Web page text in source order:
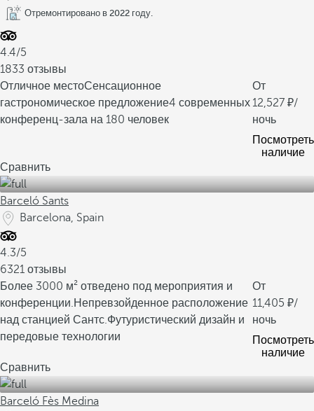
Отремонтировано в 2022 году.
4.4/5
1833 отзывы
Отличное местоСенсационное
гастрономическое предложение4 современных
конференц-зала на 180 человек
От
12,527
/
ночь
Посмотреть
наличие
Сравнить
Barceló Sants
Barcelona, Spain
4.3/5
6321 отзывы
Более 3000 м² отведено под мероприятия и
конференции.Непревзойденное расположение
над станцией Сантс.Футуристический дизайн и
передовые технологии
От
11,405
/
ночь
Посмотреть
наличие
Сравнить
Barceló Fès Medina